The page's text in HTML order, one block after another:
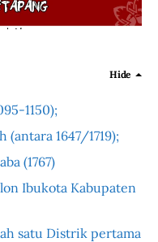
Hide
1150);
(antara 1647/1719);
(1767)
Ibukota Kabupaten
satu Distrik pertama